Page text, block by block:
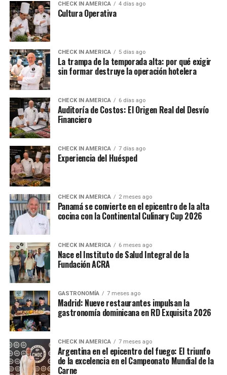
CHECK IN AMERICA 4 días ago
Cultura Operativa
CHECK IN AMERICA 5 días ago
La trampa de la temporada alta: por qué exigir
sin formar destruye la operación hotelera
CHECK IN AMERICA 6 días ago
Auditoría de Costos: El Origen Real del Desvío
Financiero
CHECK IN AMERICA 7 días ago
Experiencia del Huésped
CHECK IN AMERICA 2 meses ago
Panamá se convierte en el epicentro de la alta
cocina con la Continental Culinary Cup 2026
CHECK IN AMERICA 6 meses ago
Nace el Instituto de Salud Integral de la
Fundación ACRA
GASTRONOMÍA 7 meses ago
Madrid: Nueve restaurantes impulsan la
gastronomía dominicana en RD Exquisita 2026
CHECK IN AMERICA 7 meses ago
Argentina en el epicentro del fuego: El triunfo
de la excelencia en el Campeonato Mundial de la
Carne